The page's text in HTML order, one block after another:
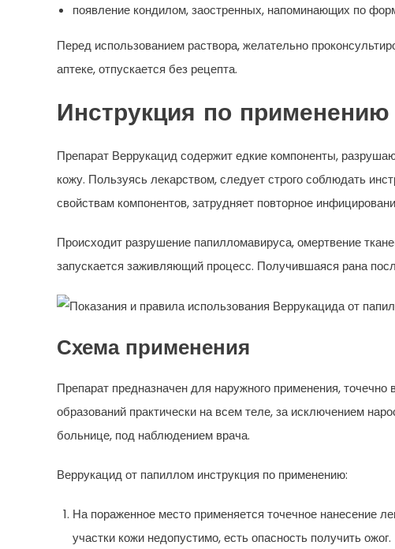
появление кондилом, заостренных, напоминающих по
Перед использованием раствора, желательно
аптеке, отпускается без рецепта.
Инструкция по
Препарат Веррукацид содержит едкие компоненты,
кожу. Пользуясь лекарством, следует строго соблюдать
свойствам компонентов, затрудняет повторное
Происходит разрушение папилломавируса, омертвение
запускается заживляющий процесс. Получившаяся рана
Схема применения
Препарат предназначен для наружного применения,
образований практически на всем теле, за исключением
больнице, под наблюдением врача.
Веррукацид от папиллом инструкция по применению:
На пораженное место применяется точечное нанесение
участки кожи недопустимо, есть опасность получить ожог.